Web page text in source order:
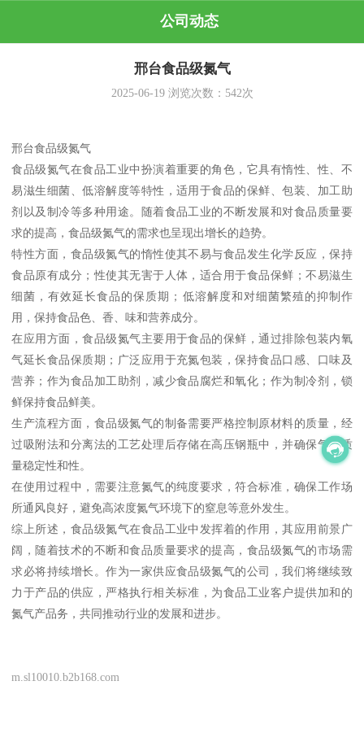
公司动态
邢台食品级氮气
2025-06-19浏览次数： 542次
邢台食品级氮气
食品级氮气在食品工业中扮演着重要的角色，它具有惰性、性、不
易滋生细菌、低溶解度等特性，适用于食品的保鲜、包装、加工助
剂以及制冷等多种用途。随着食品工业的不断发展和对食品质量要
求的提高，食品级氮气的需求也呈现出增长的趋势。
特性方面，食品级氮气的惰性使其不易与食品发生化学反应，保持
食品原有成分；性使其无害于人体，适合用于食品保鲜；不易滋生
细菌，有效延长食品的保质期；低溶解度和对细菌繁殖的抑制作
用，保持食品色、香、味和营养成分。
在应用方面，食品级氮气主要用于食品的保鲜，通过排除包装内氧
气延长食品保质期；广泛应用于充氮包装，保持食品口感、口味及
营养；作为食品加工助剂，减少食品腐烂和氧化；作为制冷剂，锁
鲜保持食品鲜美。
生产流程方面，食品级氮气的制备需要严格控制原材料的质量，经
过吸附法和分离法的工艺处理后存储在高压钢瓶中，并确保气体质
量稳定性和性。
在使用过程中，需要注意氮气的纯度要求，符合标准，确保工作场
所通风良好，避免高浓度氮气环境下的窒息等意外发生。
综上所述，食品级氮气在食品工业中发挥着的作用，其应用前景广
阔，随着技术的不断和食品质量要求的提高，食品级氮气的市场需
求必将持续增长。作为一家供应食品级氮气的公司，我们将继续致
力于产品的供应，严格执行相关标准，为食品工业客户提供加和的
氮气产品务，共同推动行业的发展和进步。
m.sl10010.b2b168.com